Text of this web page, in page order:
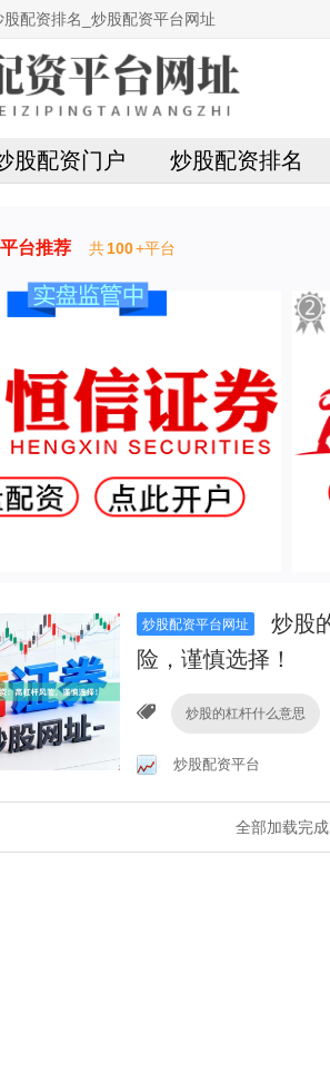
配资排名_炒股配资平台网址
股配资门户 炒股配资排名
台推荐 共100+平台
炒股配资平台网址
炒股
险，谨慎选择！
炒股的杠杆什么意思
炒股配资平台
全部加载完成